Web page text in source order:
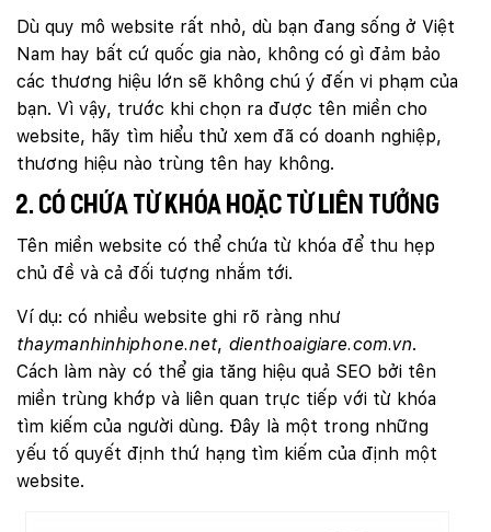
Dù quy mô website rất nhỏ, dù bạn đang sống ở Việt
Nam hay bất cứ quốc gia nào, không có gì đảm bảo
các thương hiệu lớn sẽ không chú ý đến vi phạm của
bạn. Vì vậy, trước khi chọn ra được tên miền cho
website, hãy tìm hiểu thử xem đã có doanh nghiệp,
thương hiệu nào trùng tên hay không.
2. Có chứa từ khóa hoặc từ liên tưởng
Tên miền website có thể chứa từ khóa để thu hẹp
chủ đề và cả đối tượng nhắm tới.
Ví dụ: có nhiều website ghi rõ ràng như
thaymanhinhiphone.net, dienthoaigiare.com.vn.
Cách làm này có thể gia tăng hiệu quả SEO bởi tên
miền trùng khớp và liên quan trực tiếp với từ khóa
tìm kiếm của người dùng. Đây là một trong những
yếu tố quyết định thứ hạng tìm kiếm của định một
website.